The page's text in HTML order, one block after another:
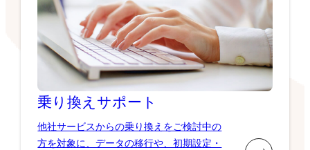
乗り換え サポート
他社サービスからの乗り換えをご検討中の
方を対象に、データの移行や、初期設定・